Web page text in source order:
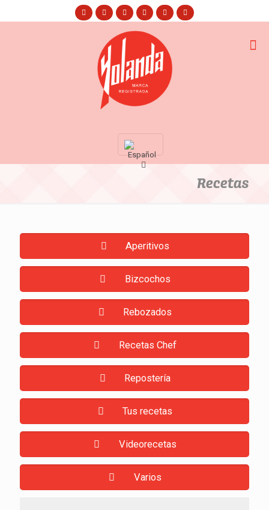
Recetas
Aperitivos
Bizcochos
Rebozados
Recetas Chef
Repostería
Tus recetas
Videorecetas
Varios